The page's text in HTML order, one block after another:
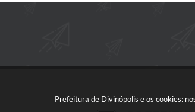
Prefeitura de Divinópolis e os cookies: